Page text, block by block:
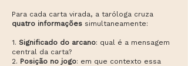
Para cada carta virada, a taróloga cruza
quatro informações simultaneamente:
1. Significado do arcano: qual é a mensagem
central da carta?
2. Posição no jogo: em que contexto essa